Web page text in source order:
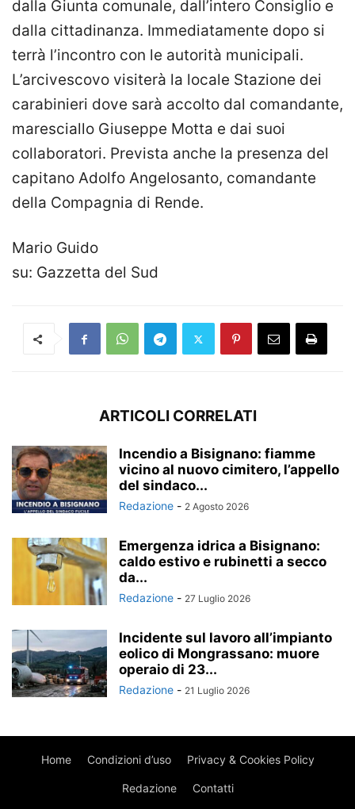
dalla Giunta comunale, dall’intero Consiglio e
dalla cittadinanza. Immediatamente dopo si
terrà l’incontro con le autorità municipali.
L’arcivescovo visiterà la locale Stazione dei
carabinieri dove sarà accolto dal comandante,
maresciallo Giuseppe Motta e dai suoi
collaboratori. Prevista anche la presenza del
capitano Adolfo Angelosanto, comandante
della Compagnia di Rende.
Mario Guido
su: Gazzetta del Sud
ARTICOLI CORRELATI
Incendio a Bisignano: fiamme
vicino al nuovo cimitero, l’appello
del sindaco...
Redazione - 2 Agosto 2026
Emergenza idrica a Bisignano:
caldo estivo e rubinetti a secco
da...
Redazione - 27 Luglio 2026
Incidente sul lavoro all’impianto
eolico di Mongrassano: muore
operaio di 23...
Redazione - 21 Luglio 2026
Home Condizioni d’uso Privacy & Cookies Policy
Redazione Contatti